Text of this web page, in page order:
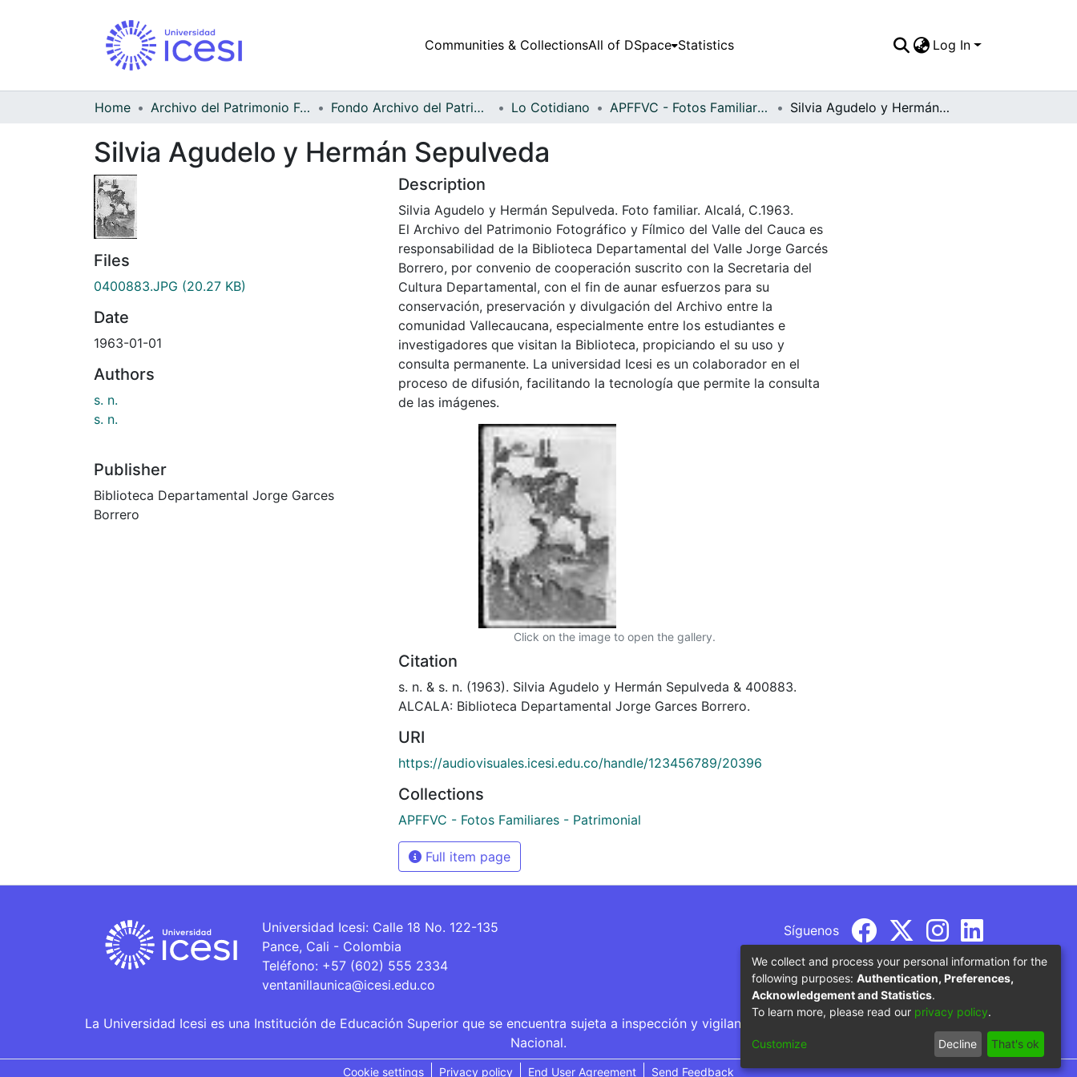
Communities & CollectionsAll of DSpace Statistics Log In
Home Archivo del Patrimonio Fotográfico y Fílmico del Valle del Cauca Fondo Archivo del Patrimonio Fotográfico y Fílmico del Valle del Cauca Lo Cotidiano APFFVC - Fotos Familiares - Patrimonial Silvia Agudelo y Hermán Sepulveda
Silvia Agudelo y Hermán Sepulveda
Files
0400883.JPG (20.27 KB)
Date
1963-01-01
Authors
s. n.
s. n.
Publisher
Biblioteca Departamental Jorge Garces
Borrero
Description
Silvia Agudelo y Hermán Sepulveda. Foto familiar. Alcalá, C.1963.
El Archivo del Patrimonio Fotográfico y Fílmico del Valle del Cauca es
responsabilidad de la Biblioteca Departamental del Valle Jorge Garcés
Borrero, por convenio de cooperación suscrito con la Secretaria del
Cultura Departamental, con el fin de aunar esfuerzos para su
conservación, preservación y divulgación del Archivo entre la
comunidad Vallecaucana, especialmente entre los estudiantes e
investigadores que visitan la Biblioteca, propiciando el su uso y
consulta permanente. La universidad Icesi es un colaborador en el
proceso de difusión, facilitando la tecnología que permite la consulta
de las imágenes.
Click on the image to open the gallery.
Citation
s. n. & s. n. (1963). Silvia Agudelo y Hermán Sepulveda & 400883.
ALCALA: Biblioteca Departamental Jorge Garces Borrero.
URI
https://audiovisuales.icesi.edu.co/handle/123456789/20396
Collections
APFFVC - Fotos Familiares - Patrimonial
Full item page
Universidad Icesi: Calle 18 No. 122-135
Pance, Cali - Colombia
Teléfono: +57 (602) 555 2334
ventanillaunica@icesi.edu.co
Síguenos
La Universidad Icesi es una Institución de Educación Superior que se encuentra sujeta a inspección y vigilancia por parte del Ministerio de Educación
Nacional.
Cookie settings Privacy policy End User Agreement Send Feedback
We collect and process your personal information for the
following purposes: Authentication, Preferences,
Acknowledgement and Statistics.
To learn more, please read our privacy policy.
Customize Decline That's ok